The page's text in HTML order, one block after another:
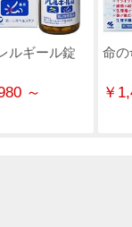
ルギール錠
～
命
￥